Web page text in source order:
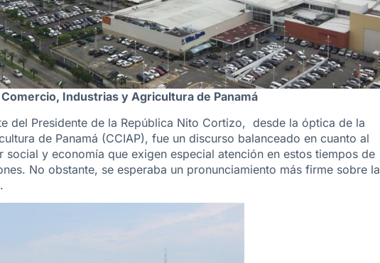
Industrias y Agricultura de Panamá
del Presidente de la República Nito Cortizo, desde la óptica de la
de Panamá (CCIAP), fue un discurso balanceado en cuanto al
y economía que exigen especial atención en estos tiempos de
No obstante, se esperaba un pronunciamiento más firme sobre la